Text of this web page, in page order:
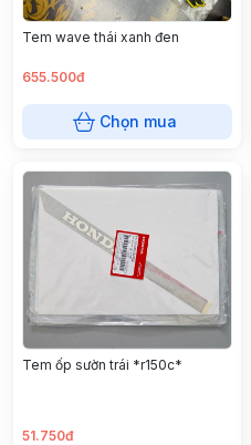
Tem wave thái xanh đen
655.500đ
Chọn mua
Tem ốp sườn trái *r150c*
51.750đ